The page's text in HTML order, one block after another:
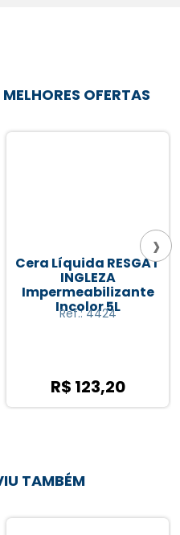
OFERTAS
Cera Líquida RESGAT
INGLEZA
Impermeabilizante
Incolor 5L
Ref.: 4424
R$ 123,20
›
TAMBÉM